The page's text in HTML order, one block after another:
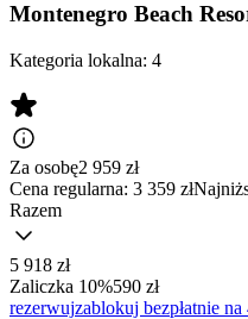
Montenegro Beach
Kategoria lokalna: 4
Za osobę2 959 zł
Cena regularna: 3 359 zł
Razem
5 918 zł
Zaliczka 10%590 zł
rezerwujzablokuj bezpłatnie na